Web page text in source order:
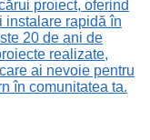
proiect, oferind
instalare rapidă în
20 de ani de
realizate,
ai nevoie pentru
în comunitatea ta.